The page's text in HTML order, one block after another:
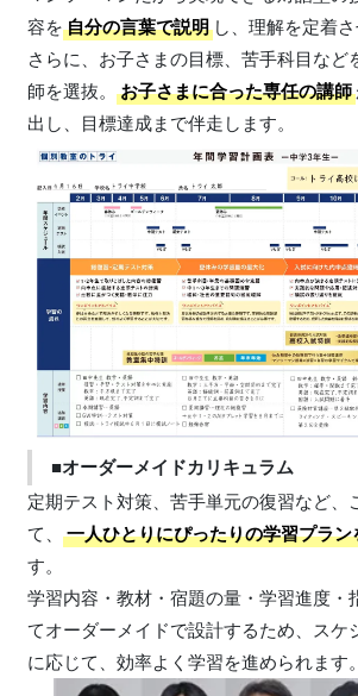
容を 自分の言葉で説明し、理解を定着さ
さらに、お子さまの目標、苦手科目など
師を選抜。
お子さまに合った専任の講師
出し、目標達成まで伴走します。
■オーダーメイドカリキュラム
定期テスト対策、苦手単元の復習など、
て、
一人ひとりにぴったりの学習プラン
す。
学習内容・教材・宿題の量・学習進度・
てオーダーメイドで設計するため、スケ
に応じて、効率よく学習を進められます。